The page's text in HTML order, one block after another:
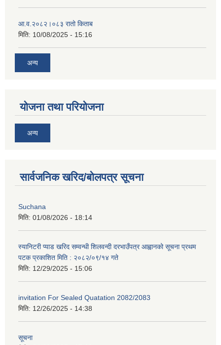
आ‍.व.२०८२।०८३ रातो किताब
मिति: 10/08/2025 - 15:16
अन्य
योजना तथा परियोजना
अन्य
सार्वजनिक खरिद/बोलपत्र सूचना
Suchana
मिति: 01/08/2026 - 18:14
स्यानिटरी प्याड खरिद सम्वन्धी शिलवन्दी दरभाउँपत्र आह्वानको सूचना प्रथम
पटक प्रकाशित मिति : २०८२/०९/१४ गते
मिति: 12/29/2025 - 15:06
invitation For Sealed Quatation 2082/2083
मिति: 12/26/2025 - 14:38
सूचना